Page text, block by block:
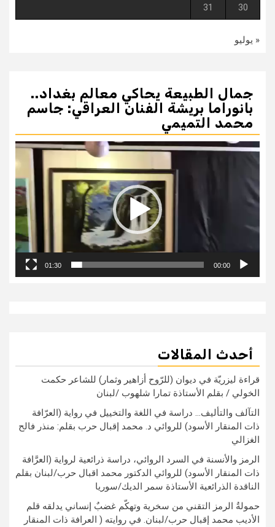
30
31
« يوليو
جمال الطبيعة يحاكي معالم بغداد..
بانوراما بريشة الفنان العراقي: جاسم
محمد التميمي
مشغل
الفيديو
00:00
01:30
أحدث المقالات
قراءة ليزريّة في ديوان (للرّوح أزاهير وثمار) للشاعر حكمت
الخولي / بقلم الأستاذة تمارا شلهوب /لبنان
التآلف والتأليف… دراسة في اللغة والتخييل في رواية (العرّافة
ذات المنقار الأسود) للروائي د. محمد إقبال حرب بقلم: منذر فالح
الغزالي
الرمز والأنسنة في السرد الروائي، دراسة ذرائعية لرواية (العرَّافة
ذات المنقار الأسود) للروائي الدكتور محمد اقبال حرب/لبنان بقلم
الناقدة الذرائعية الأستاذة سمر الديك/سوريا
حمولةُ الرمز التقني من سخرية وتهكّم غضبٌ إنساني يدلقه قلم
الأديب محمد إقبال حرب/لبنان. في روايته ( العرافة ذات المنقار